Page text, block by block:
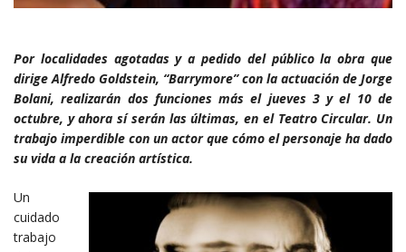
Por localidades agotadas y a pedido del público la obra que
dirige Alfredo Goldstein, “Barrymore” con la actuación de Jorge
Bolani, realizarán dos funciones más el jueves 3 y el 10 de
octubre, y ahora sí serán las últimas, en el Teatro Circular. Un
trabajo imperdible con un actor que cómo el personaje ha dado
su vida a la creación artística.
Un
cuidado
trabajo